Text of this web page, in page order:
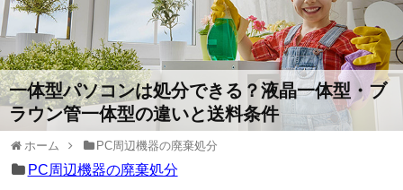
一体型パソコンは処分できる？液晶一体型・ブ
ラウン管一体型の違いと送料条件
ホーム PC周辺機器の廃棄処分
PC周辺機器の廃棄処分